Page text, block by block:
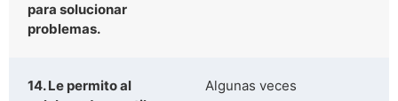
para solucionar
problemas.
14. Le permito al
Algunas veces